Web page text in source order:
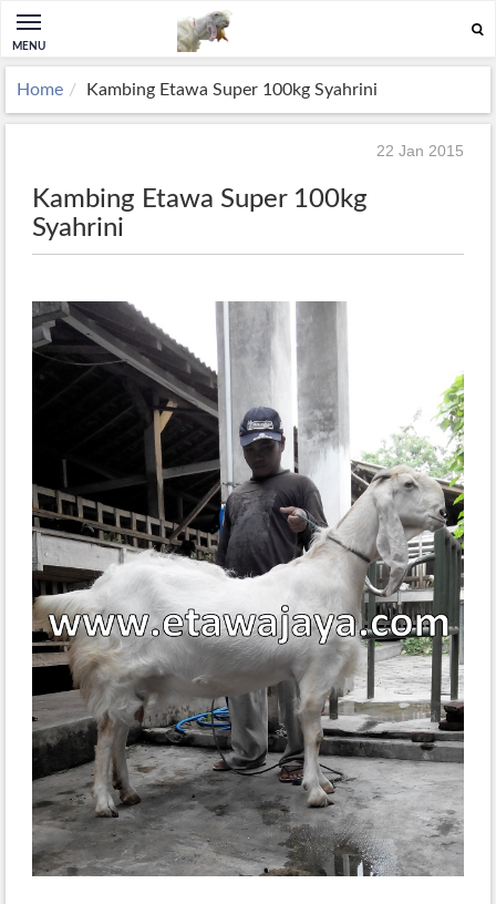
MENU
Home Kambing Etawa Super 100kg Syahrini
22 Jan 2015
Kambing Etawa Super 100kg
Syahrini